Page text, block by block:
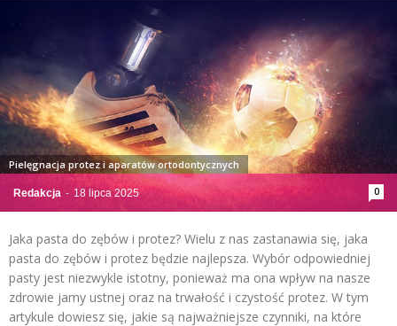
Redakcja - 18 lipca 2025 0
Pielęgnacja protez i aparatów ortodontycznych
Jaka pasta do zębów i protez? Wielu z nas zastanawia się, jaka
pasta do zębów i protez będzie najlepsza. Wybór odpowiedniej
pasty jest niezwykle istotny, ponieważ ma ona wpływ na nasze
zdrowie jamy ustnej oraz na trwałość i czystość protez. W tym
artykule dowiesz się, jakie są najważniejsze czynniki, na które